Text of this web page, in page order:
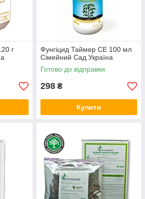
виникнення резистентності, потрібен
і їх комбінацій, які застосовуються
в чергуванні. Основною сферою
в світі є захист плодових, овочевих,
г
Фунгіцид Таймер СЕ 100 мл
Сімейний Сад Україна
Готово до відправки
298 ₴
Купити